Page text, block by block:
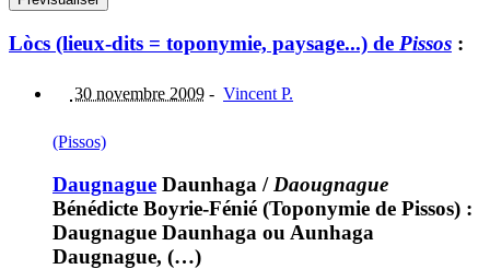
Lòcs (lieux-dits = toponymie, paysage...) de Pissos :
30 novembre 2009 - Vincent P.
(Pissos)
Daugnague Daunhaga / Daougnague
Bénédicte Boyrie-Fénié (Toponymie de Pissos) :
Daugnague Daunhaga ou Aunhaga
Daugnague, (…)